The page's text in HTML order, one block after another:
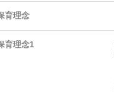
育理念
育理念1